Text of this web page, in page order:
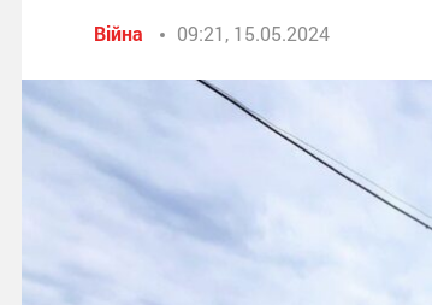
Війна 09:21, 15.05.2024